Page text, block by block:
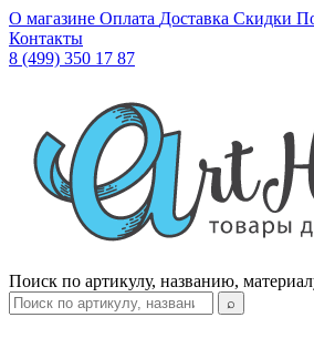
О магазине Оплата Доставка Скидки
Контакты
8 (499) 350 17 87
Поиск по артикулу, названию,
⌕